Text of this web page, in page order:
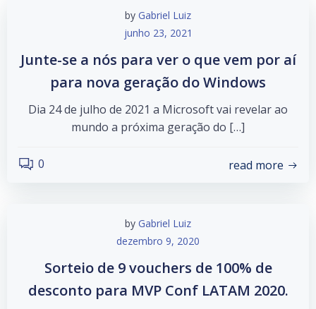
by Gabriel Luiz
junho 23, 2021
Junte-se a nós para ver o que vem por aí
para nova geração do Windows
Dia 24 de julho de 2021 a Microsoft vai revelar ao
mundo a próxima geração do […]
0 read more
by Gabriel Luiz
dezembro 9, 2020
Sorteio de 9 vouchers de 100% de
desconto para MVP Conf LATAM 2020.